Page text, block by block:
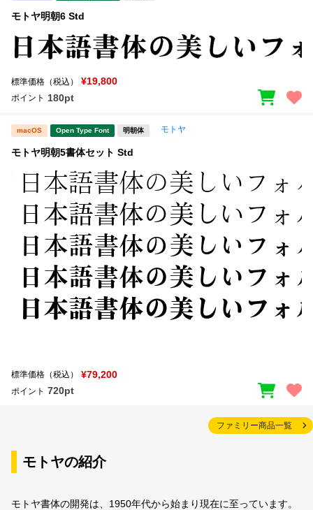
モトヤ明朝6 Std
標準価格（税込） ¥19,800
ポイント 180pt
macOS Open Type Font 明朝体 モトヤ
モトヤ明朝5書体セット Std
標準価格（税込） ¥79,200
ポイント 720pt
ファミリー商品一覧
モトヤの紹介
モトヤ書体の開発は、1950年代から始まり現在に至っています。